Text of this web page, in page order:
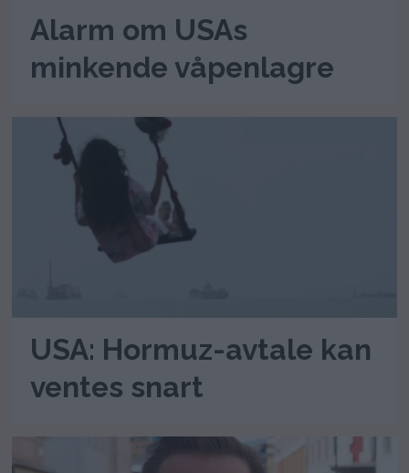
Alarm om USAs
minkende våpenlagre
USA: Hormuz-avtale kan
ventes snart